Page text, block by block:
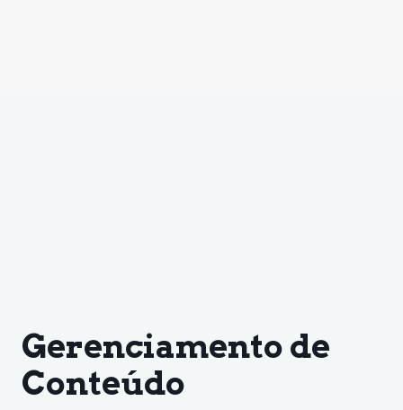
Gerenciamento de
Conteúdo